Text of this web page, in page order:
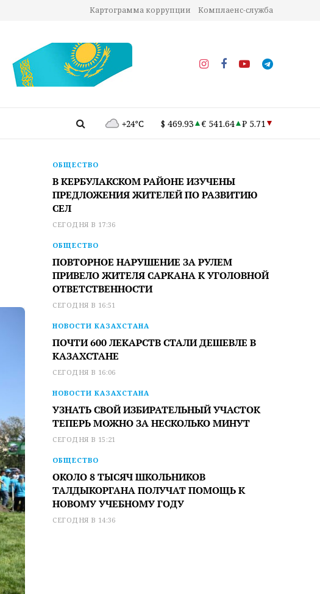
Картограмма коррупции Комплаенс-служба
+24°C $ 469.93 € 541.64 ₽ 5.71
ОБЩЕСТВО
В КЕРБУЛАКСКОМ РАЙОНЕ ИЗУЧЕНЫ
ПРЕДЛОЖЕНИЯ ЖИТЕЛЕЙ ПО РАЗВИТИЮ
СЕЛ
СЕГОДНЯ В 17:36
ОБЩЕСТВО
ПОВТОРНОЕ НАРУШЕНИЕ ЗА РУЛЕМ
ПРИВЕЛО ЖИТЕЛЯ САРКАНА К УГОЛОВНОЙ
ОТВЕТСТВЕННОСТИ
СЕГОДНЯ В 16:51
НОВОСТИ КАЗАХСТАНА
ПОЧТИ 600 ЛЕКАРСТВ СТАЛИ ДЕШЕВЛЕ В
КАЗАХСТАНЕ
СЕГОДНЯ В 16:06
НОВОСТИ КАЗАХСТАНА
УЗНАТЬ СВОЙ ИЗБИРАТЕЛЬНЫЙ УЧАСТОК
ТЕПЕРЬ МОЖНО ЗА НЕСКОЛЬКО МИНУТ
СЕГОДНЯ В 15:21
ОБЩЕСТВО
ОКОЛО 8 ТЫСЯЧ ШКОЛЬНИКОВ
ТАЛДЫКОРГАНА ПОЛУЧАТ ПОМОЩЬ К
НОВОМУ УЧЕБНОМУ ГОДУ
СЕГОДНЯ В 14:36